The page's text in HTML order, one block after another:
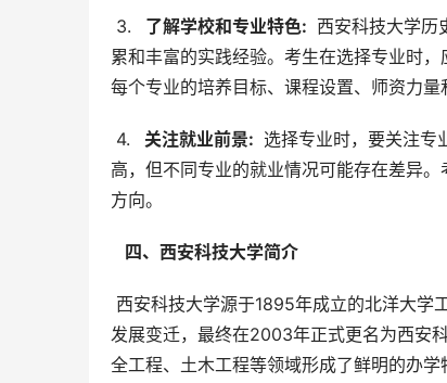
3.
  了解学校和专业特色:
西安科技大学历
累和丰富的实践经验。考生在选择专业时
每个专业的培养目标、课程设置、师资力量
4.
  关注就业前景:
选择专业时，要关注专
高，但不同专业的就业情况可能存在差异
方向。
  四、西安科技大学简介
发展变迁，最终在2003年正式更名为西安
全工程、土木工程等领域形成了鲜明的办